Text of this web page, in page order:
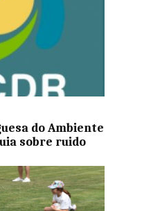
do Ambiente
sobre ruido